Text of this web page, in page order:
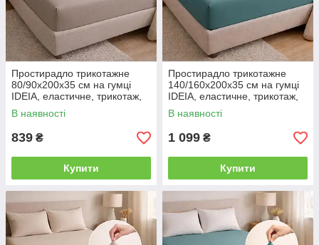
Простирадло трикотажне
80/90х200х35 см на гумці
IDEIA, еластичне, трикотаж,
бавовна сірий/беж
В наявності
839 ₴
Купити
Простирадло трикотажне
140/160х200х35 см на гумці
IDEIA, еластичне, трикотаж,
бавовна м'ята
В наявності
1 099 ₴
Купити